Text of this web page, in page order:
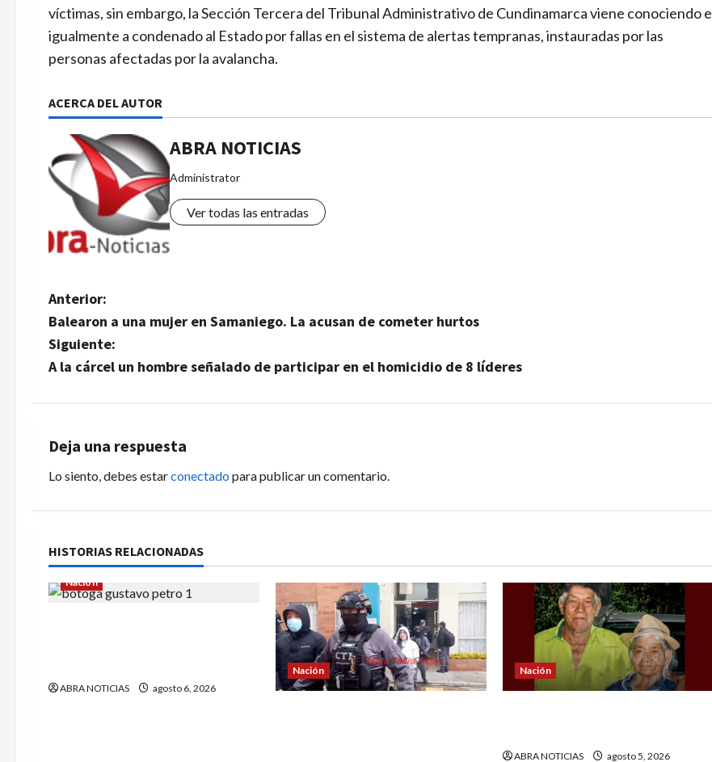
víctimas, sin embargo, la Sección Tercera del Tribunal Administrativo de Cundinamarca viene conociendo e
igualmente a condenado al Estado por fallas en el sistema de alertas tempranas, instauradas por las
personas afectadas por la avalancha.
ACERCA DEL AUTOR
ABRA NOTICIAS
Administrator
Ver todas las entradas
N
a
v
g
a
i
ó
e
Anterior:
Balearon a una mujer en Samaniego. La acusan de cometer hurtos
Siguiente:
A la cárcel un hombre señalado de participar en el homicidio de 8 líderes
Deja una respuesta
Lo siento, debes estarconectado para publicar un comentario.
HISTORIAS RELACIONADAS
Nación
ABRA NOTICIAS agosto 6, 2026
Nación Nación
ABRA NOTICIAS agosto 5, 2026